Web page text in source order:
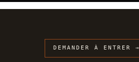
DEMANDER À ENTRER →